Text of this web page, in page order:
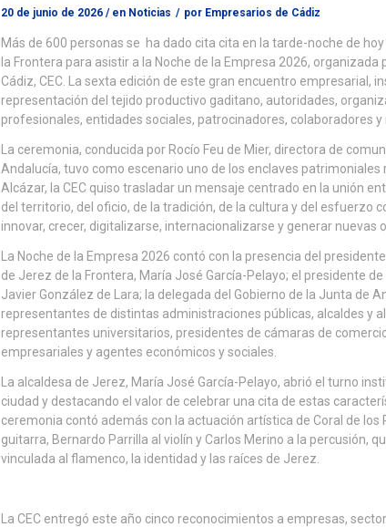
20 de junio de 2026/ en Noticias / por Empresarios de Cádiz
Más de 600 personas se ha dado cita cita en la tarde-noche de
la Frontera para asistir a la Noche de la Empresa 2026,
Cádiz, CEC. La sexta edición de este gran encuentro empresarial,
representación del tejido productivo gaditano, autoridades,
profesionales, entidades sociales, patrocinadores, colaboradores
La ceremonia, conducida por Rocío Feu de Mier, directora de
Andalucía, tuvo como escenario uno de los enclaves patrimoniales
Alcázar, la CEC quiso trasladar un mensaje centrado en la unión
del territorio, del oficio, de la tradición, de la cultura y del esfuerzo
innovar, crecer, digitalizarse, internacionalizarse y generar nuevas
La Noche de la Empresa 2026 contó con la presencia del
de Jerez de la Frontera, María José García-Pelayo; el presidente
Javier González de Lara; la delegada del Gobierno de la Junta de
representantes de distintas administraciones públicas, alcaldes y
representantes universitarios, presidentes de cámaras de
empresariales y agentes económicos y sociales.
La alcaldesa de Jerez, María José García-Pelayo, abrió el turno
ciudad y destacando el valor de celebrar una cita de estas
ceremonia contó además con la actuación artística de Coral de los
guitarra, Bernardo Parrilla al violín y Carlos Merino a la percusión,
vinculada al flamenco, la identidad y las raíces de Jerez.
La CEC entregó este año cinco reconocimientos a empresas,